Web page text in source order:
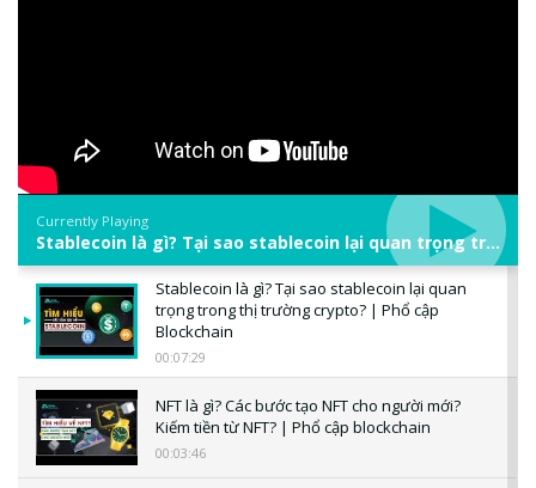
Currently Playing
Stablecoin là gì? Tại sao stablecoin lại quan trọng trong thị trường crypto? | Phổ cập Blockchain
Stablecoin là gì? Tại sao stablecoin lại quan
trọng trong thị trường crypto? | Phổ cập
Blockchain
00:07:29
NFT là gì? Các bước tạo NFT cho người mới?
Kiếm tiền từ NFT? | Phổ cập blockchain
00:03:46